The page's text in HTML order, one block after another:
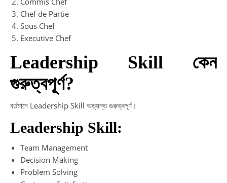
Chef de Partie
Sous Chef
Executive Chef
Leadership Skill কেন
গুরুত্বপূর্ণ?
বর্তমানে Leadership Skill অত্যন্ত গুরুত্বপূর্ণ।
Leadership Skill:
Team Management
Decision Making
Problem Solving